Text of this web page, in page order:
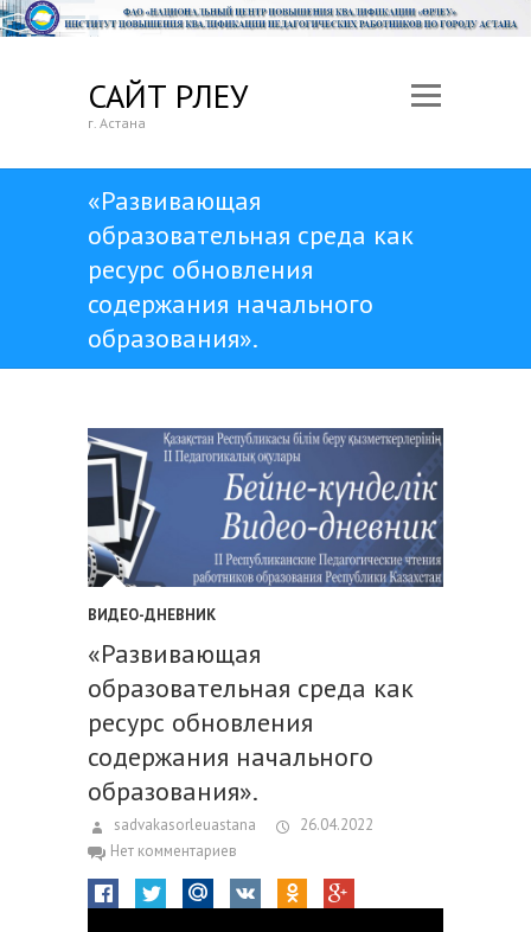
САЙТ ӨРЛЕУ
г. Астана
«Развивающая
образовательная среда как
ресурс обновления
содержания начального
образования».
ВИДЕО-ДНЕВНИК
«Развивающая
образовательная среда как
ресурс обновления
содержания начального
образования».
sadvakasorleuastana
26.04.2022
Нет комментариев